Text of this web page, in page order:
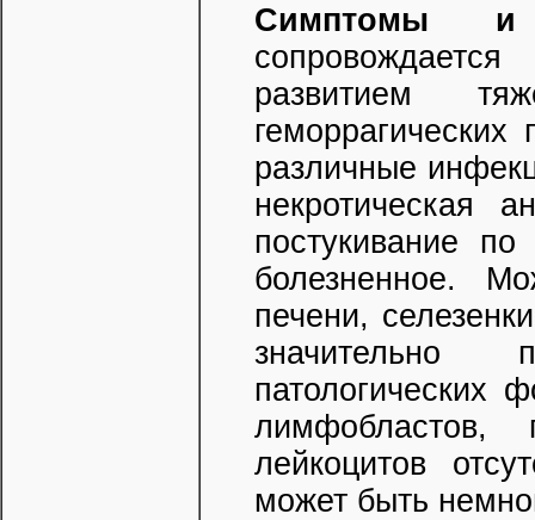
Симптомы и
развитием
различные
некротическая
постукивание
болезненное.
печени,
значительно
патологических
лимфобластов,
лейкоцитов
может быть